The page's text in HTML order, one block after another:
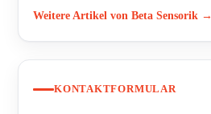
Weitere Artikel von Beta Sensorik →
KONTAKTFORMULAR